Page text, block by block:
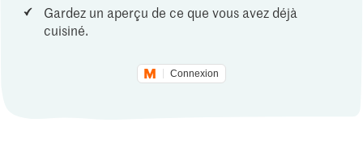
Gardez un aperçu de ce que vous avez déjà
cuisiné.
Connexion